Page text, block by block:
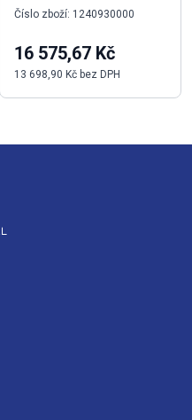
Číslo zboží: 1240930000
16 575,67 Kč
13 698,90 Kč bez DPH